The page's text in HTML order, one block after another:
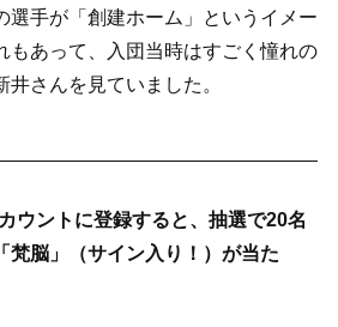
選手が「創建ホーム」というイメー
もあって、入団当時はすごく憧れの
さんを見ていました。
ウントに登録すると、抽選で20名
梵脳」（サイン入り！）が当た